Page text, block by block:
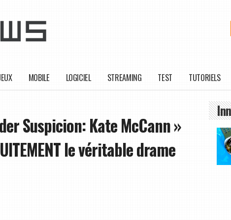
MOBILE LOGICIEL STREAMING TEST TUTORIELS
Suspicion: Kate McCann »
le véritable drame